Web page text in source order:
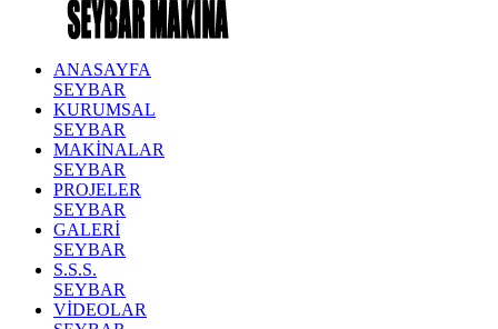
ANASAYFA
SEYBAR
KURUMSAL
SEYBAR
MAKİNALAR
SEYBAR
PROJELER
SEYBAR
GALERİ
SEYBAR
S.S.S.
SEYBAR
VİDEOLAR